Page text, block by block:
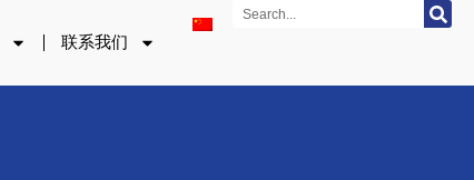
联系我们
Search